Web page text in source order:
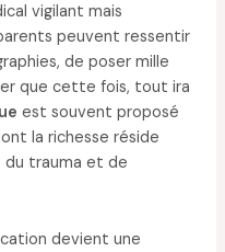
vigilant mais
peuvent ressentir
de poser mille
que cette fois, tout ira
est souvent proposé
la richesse réside
du trauma et de
devient une